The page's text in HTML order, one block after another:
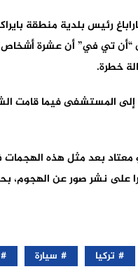
رئيس بلدية منطقة
“أن تي في” أن عشرة أشخاص
خطرة.
المستشفى فيما قامت
بعد مثل هذه الهجمات
على نشر صور عن الهجوم،
تركيا سيارة